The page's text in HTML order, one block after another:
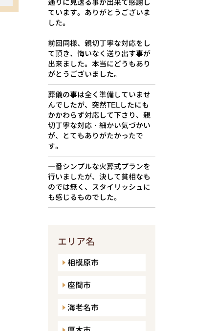
ています。ありがとうございま
した。
前回同様、親切丁寧な対応をし
て頂き、悔いなく送り出す事が
出来ました。本当にどうもあり
がとうございました。
葬儀の事は全く準備していませ
んでしたが、突然TELしたにも
かかわらず対応して下さり、親
切丁寧な対応・細かい気づかい
が、とてもありがたかったで
す。
一番シンプルな火葬式プランを
行いましたが、決して貧相なも
のでは無く、スタイリッシュに
も感じるものでした。
エリア名
相模原市
座間市
海老名市